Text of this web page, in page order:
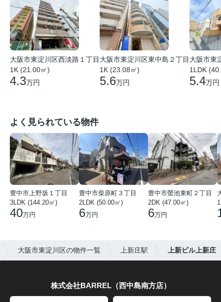
大阪市東淀川区西淡路１丁目
1K (21.00㎡)
4.3万円
大阪市東淀川区東中島２丁目
1K (23.08㎡)
5.6万円
大阪市東
1LDK
5.4万円
よく見られている物件
豊中市上野坂１丁目
3LDK (144.20㎡)
40万円
豊中市柴原町３丁目
2LDK (50.00㎡)
6万円
豊中市螢池東町２丁目
2DK (47.00㎡)
6万円
大阪市東淀川区の物件一覧 上新庄駅 上新ビル上新庄
株式会社BARREL（西中島南方店）